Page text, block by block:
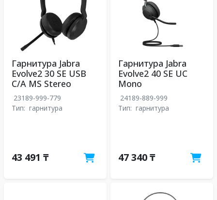
Гарнитура Jabra
Evolve2 30 SE USB
C/A MS Stereo
23189-999-779
Тип: гарнитура
43 491 ₸
Гарнитура Jabra
Evolve2 40 SE UC
Mono
24189-889-999
Тип: гарнитура
47 340 ₸